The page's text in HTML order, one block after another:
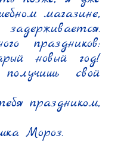
магазине,
праздников:
новый год!
свой
праздником,
Мороз.